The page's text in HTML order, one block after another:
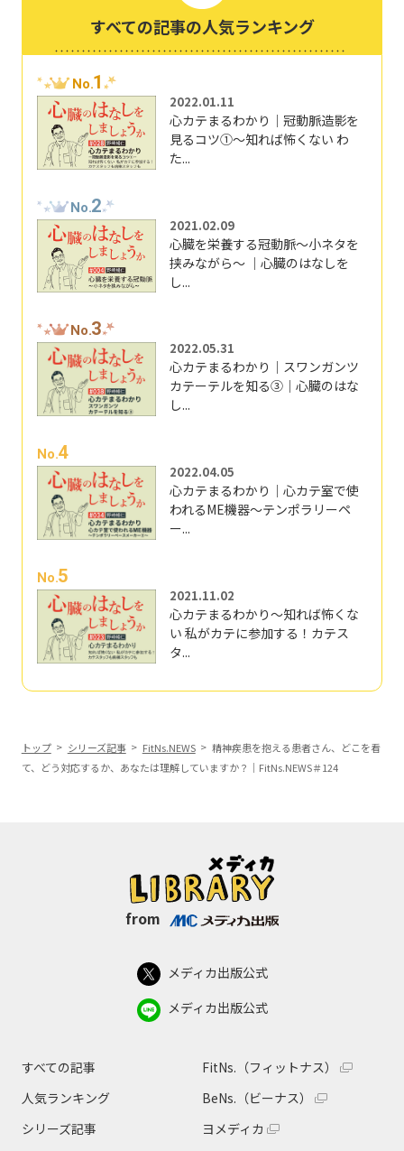
すべての記事の人気ランキング
No.1
2022.01.11
心カテまるわかり｜冠動脈造影を
見るコツ①～知れば怖くない わ
た...
No.2
2021.02.09
心臓を栄養する冠動脈～小ネタを
挟みながら～ ｜心臓のはなしを
し...
No.3
2022.05.31
心カテまるわかり｜スワンガンツ
カテーテルを知る③｜心臓のはな
し...
No.4
2022.04.05
心カテまるわかり｜心カテ室で使
われるME機器～テンポラリーペ
ー...
No.5
2021.11.02
心カテまるわかり～知れば怖くな
い 私がカテに参加する！カテス
タ...
トップ シリーズ記事 FitNs.NEWS
精神疾患を抱える患者さん、どこを看
て、どう対応するか、あなたは理解していますか？｜FitNs.NEWS＃124
from
メディカ出版公式
メディカ出版公式
すべての記事
人気ランキング
シリーズ記事
FitNs.（フィットナス）
BeNs.（ビーナス）
ヨメディカ